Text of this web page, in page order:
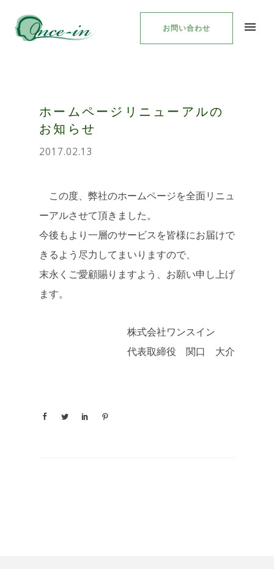
お問い合わせ
ホームページリニューアルの
お知らせ
2017.02.13
この度、弊社のホームページを全面リニュ
ーアルさせて頂きました。
今後もより一層のサービスを皆様にお届けで
きるよう尽力してまいりますので、
末永くご愛顧賜りますよう、お願い申し上げ
ます。
株式会社ワンスイン
代表取締役 関口 大介